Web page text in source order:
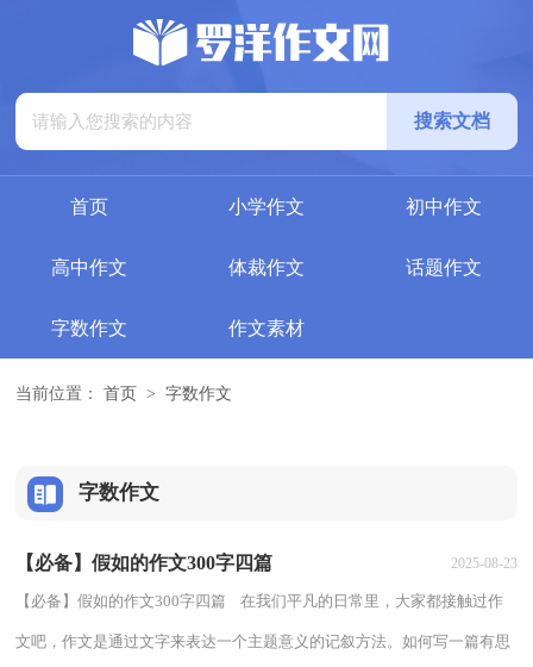
首页 小学作文 初中作文
高中作文 体裁作文 话题作文
字数作文 作文素材
当前位置： 首页 > 字数作文
字数作文
【必备】假如的作文300字四篇 2025-08-23
【必备】假如的作文300字四篇 在我们平凡的日常里，大家都接触过作
文吧，作文是通过文字来表达一个主题意义的记叙方法。如何写一篇有思